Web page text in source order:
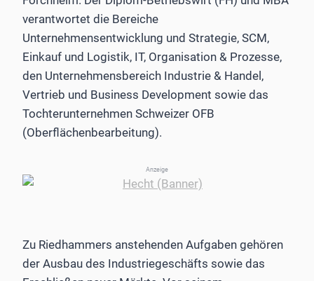
verantwortet die Bereiche
Unternehmensentwicklung und Strategie, SCM,
Einkauf und Logistik, IT, Organisation & Prozesse,
den Unternehmensbereich Industrie & Handel,
Vertrieb und Business Development sowie das
Tochterunternehmen Schweizer OFB
(Oberflächenbearbeitung).
Anzeige
Zu Riedhammers anstehenden Aufgaben gehören
der Ausbau des Industriegeschäfts sowie das